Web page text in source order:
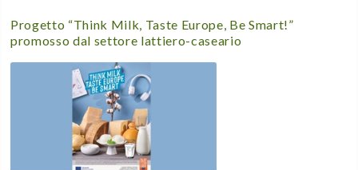
Progetto “Think Milk, Taste Europe, Be Smart!”
promosso dal settore lattiero-caseario